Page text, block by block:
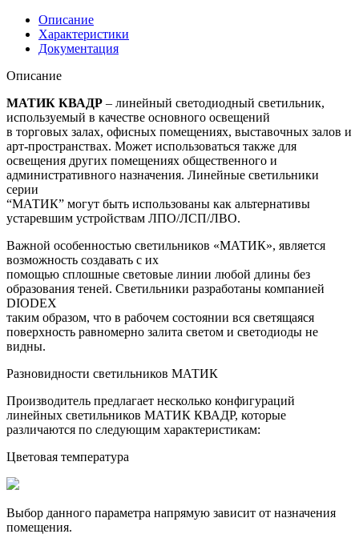
Описание
Характеристики
Документация
Описание
МАТИК КВАДР – линейный светодиодный светильник,
используемый в качестве основного освещений
в торговых залах, офисных помещениях, выставочных залов и
арт-пространствах. Может использоваться также для
освещения других помещениях общественного и
административного назначения. Линейные светильники
серии
“МАТИК” могут быть использованы как альтернативы
устаревшим устройствам ЛПО/ЛСП/ЛВО.
Важной особенностью светильников «МАТИК», является
возможность создавать с их
помощью сплошные световые линии любой длины без
образования теней. Светильники разработаны компанией
DIODEX
таким образом, что в рабочем состоянии вся светящаяся
поверхность равномерно залита светом и светодиоды не
видны.
Разновидности светильников МАТИК
Производитель предлагает несколько конфигураций
линейных светильников МАТИК КВАДР, которые
различаются по следующим характеристикам:
Цветовая температура
Выбор данного параметра напрямую зависит от назначения
помещения.